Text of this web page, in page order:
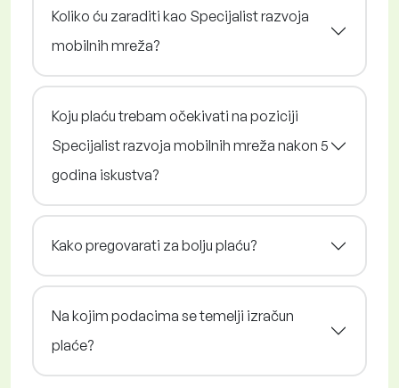
Koliko ću zaraditi kao Specijalist razvoja
mobilnih mreža?
Koju plaću trebam očekivati na poziciji
Specijalist razvoja mobilnih mreža nakon 5
godina iskustva?
Kako pregovarati za bolju plaću?
Na kojim podacima se temelji izračun
plaće?